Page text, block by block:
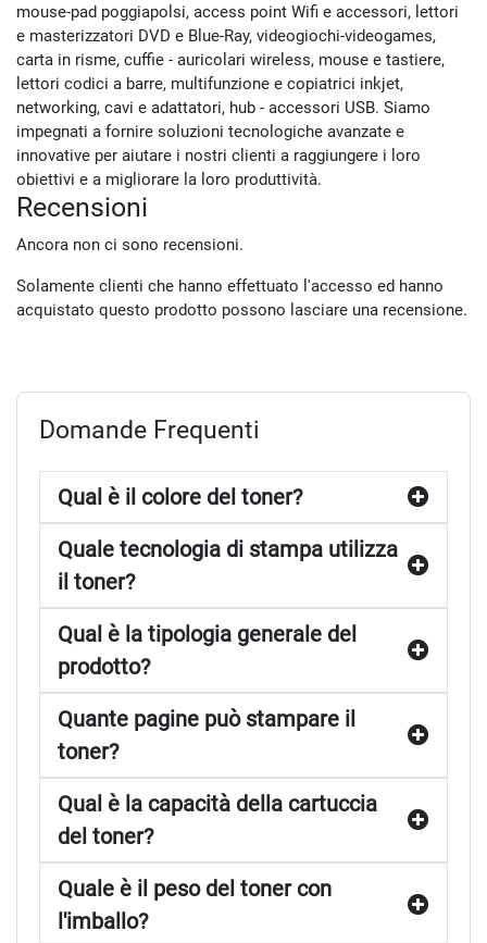
mouse-pad poggiapolsi, access point Wifi e accessori, lettori
e masterizzatori DVD e Blue-Ray, videogiochi-videogames,
carta in risme, cuffie - auricolari wireless, mouse e tastiere,
lettori codici a barre, multifunzione e copiatrici inkjet,
networking, cavi e adattatori, hub - accessori USB. Siamo
impegnati a fornire soluzioni tecnologiche avanzate e
innovative per aiutare i nostri clienti a raggiungere i loro
obiettivi e a migliorare la loro produttività.
Recensioni
Ancora non ci sono recensioni.
Solamente clienti che hanno effettuato l'accesso ed hanno
acquistato questo prodotto possono lasciare una recensione.
Domande Frequenti
Qual è il colore del toner?
Quale tecnologia di stampa utilizza
il toner?
Qual è la tipologia generale del
prodotto?
Quante pagine può stampare il
toner?
Qual è la capacità della cartuccia
del toner?
Quale è il peso del toner con
l'imballo?